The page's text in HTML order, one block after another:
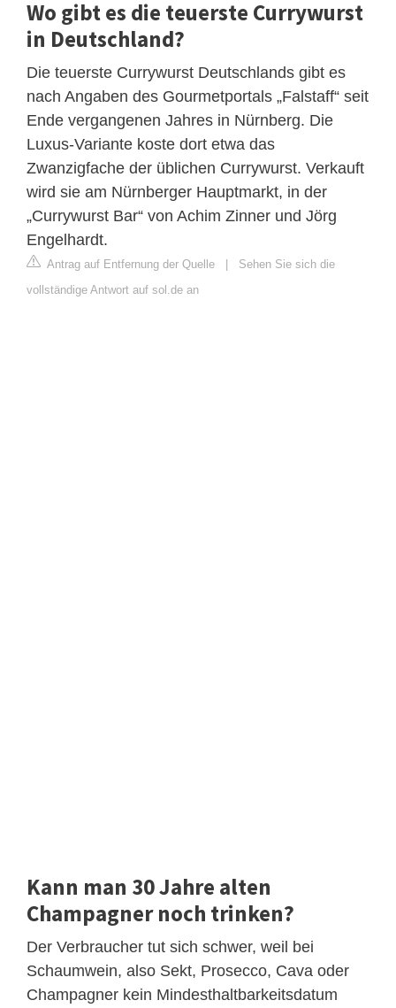
Wo gibt es die teuerste Currywurst
in Deutschland?
Die teuerste Currywurst Deutschlands gibt es
nach Angaben des Gourmetportals „Falstaff“ seit
Ende vergangenen Jahres in Nürnberg. Die
Luxus-Variante koste dort etwa das
Zwanzigfache der üblichen Currywurst. Verkauft
wird sie am Nürnberger Hauptmarkt, in der
„Currywurst Bar“ von Achim Zinner und Jörg
Engelhardt.
Antrag auf Entfernung der Quelle | Sehen Sie sich die
vollständige Antwort auf sol.de an
Kann man 30 Jahre alten
Champagner noch trinken?
Der Verbraucher tut sich schwer, weil bei
Schaumwein, also Sekt, Prosecco, Cava oder
Champagner kein Mindesthaltbarkeitsdatum